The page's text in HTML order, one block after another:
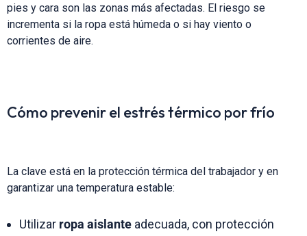
pies y cara son las zonas más afectadas. El riesgo se
incrementa si la ropa está húmeda o si hay viento o
corrientes de aire.
Cómo prevenir el estrés térmico por frío
La clave está en la protección térmica del trabajador y en
garantizar una temperatura estable:
Utilizar ropa aislante adecuada, con protección